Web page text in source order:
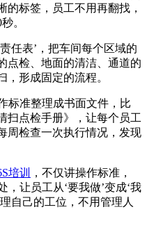
的标签，员工不用再翻找，
。
任表’，把车间每个区域的
点检、地面的清洁、通道的
，形成固定的流程。
标准整理成书面文件，比
扫点检手册》，让每个员工
周检查一次执行情况，发现
培训
，不仅讲操作标准，
让员工从‘要我做’变成‘我
自己的工位，不用管理人